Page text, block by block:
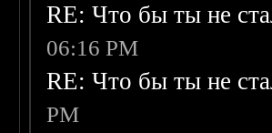
RE: Что бы ты не
06:16 PM
RE: Что бы ты не
PM